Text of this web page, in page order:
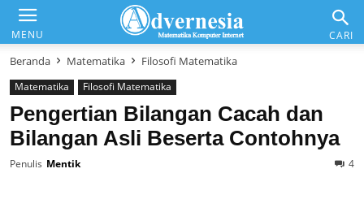
Daftar Isi
Matematika & Analisis
MENU
Advernesia CARI
Beranda Matematika Filosofi Matematika
Matematika Filosofi Matematika
Pengertian Bilangan Cacah dan
Bilangan Asli Beserta Contohnya
Penulis Mentik 4